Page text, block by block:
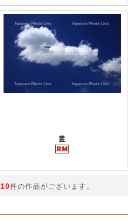
雲
10件の作品がございます。